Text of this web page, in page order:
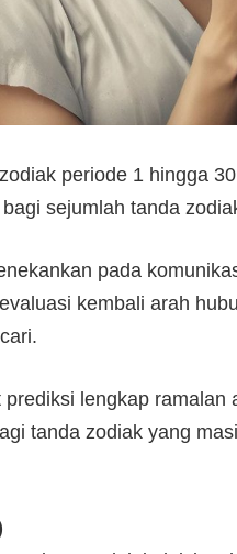
periode 1 hingga
sejumlah tanda
pada
kembali arah
prediksi lengkap ramalan
tanda zodiak yang